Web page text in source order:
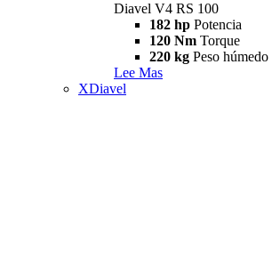
Diavel V4 RS 100
182 hp Potencia
120 Nm Torque
220 kg Peso
Lee Mas
XDiavel